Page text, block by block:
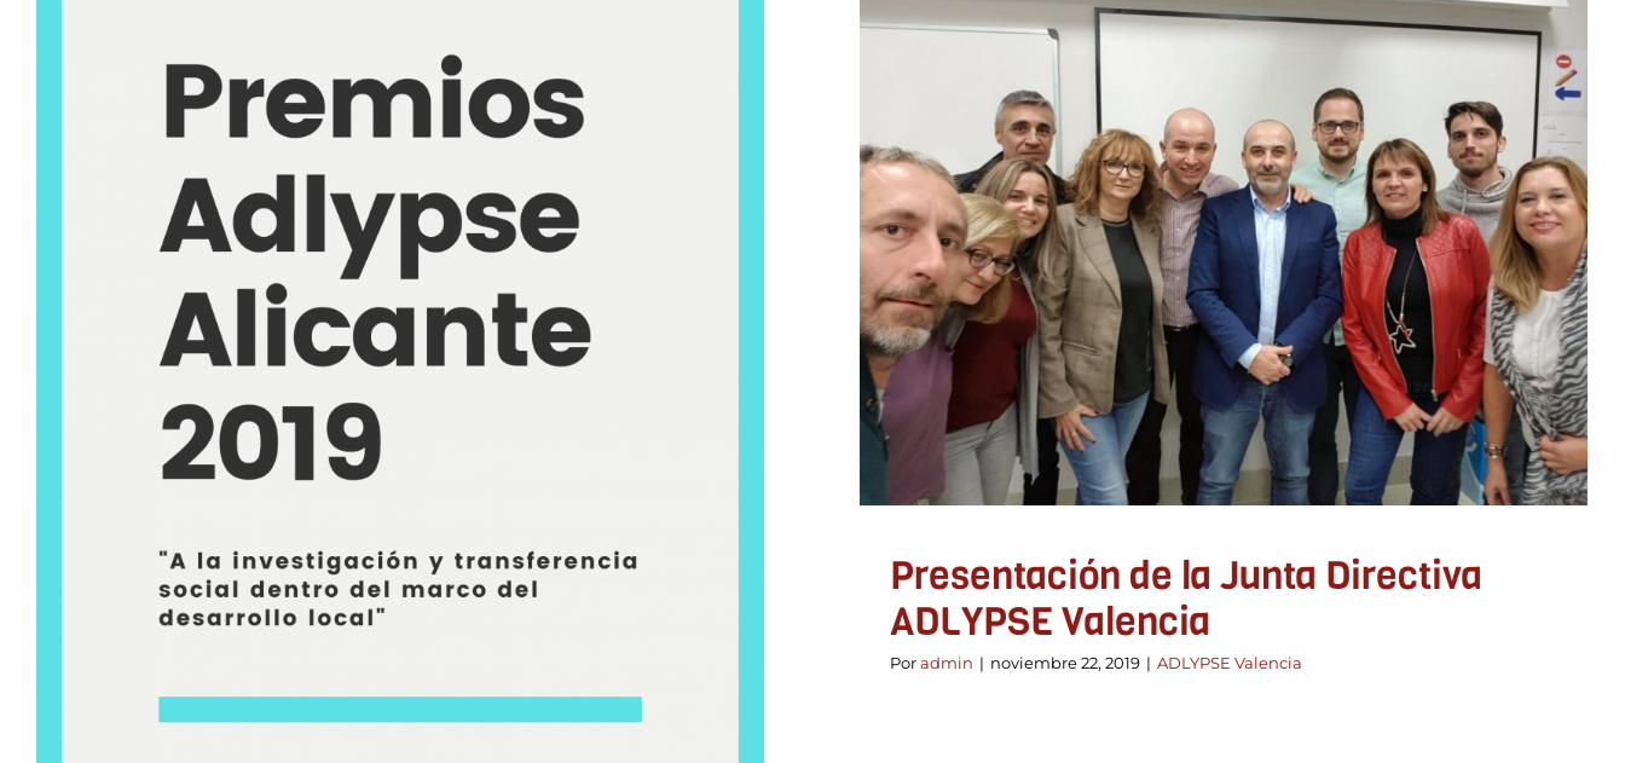
Fallo de los premios ADLYPSE Alicante a
la investigación y transferencia social en
desarrollo local 2019
Comunicados Eventos Desarrollo Local
Presentación de la Junta Directiva
ADLYPSE Valencia
ADLYPSE Valencia
Presentación de la Junta Directiva
ADLYPSE Valencia
Poradmin | noviembre 22, 2019 | ADLYPSE Valencia